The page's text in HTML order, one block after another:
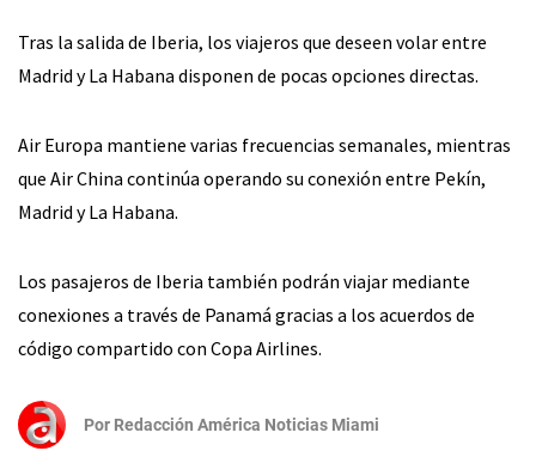
Tras la salida de Iberia, los viajeros que deseen volar entre
Madrid y La Habana disponen de pocas opciones directas.
Air Europa mantiene varias frecuencias semanales, mientras
que Air China continúa operando su conexión entre Pekín,
Madrid y La Habana.
Los pasajeros de Iberia también podrán viajar mediante
conexiones a través de Panamá gracias a los acuerdos de
código compartido con Copa Airlines.
Por Redacción América Noticias Miami